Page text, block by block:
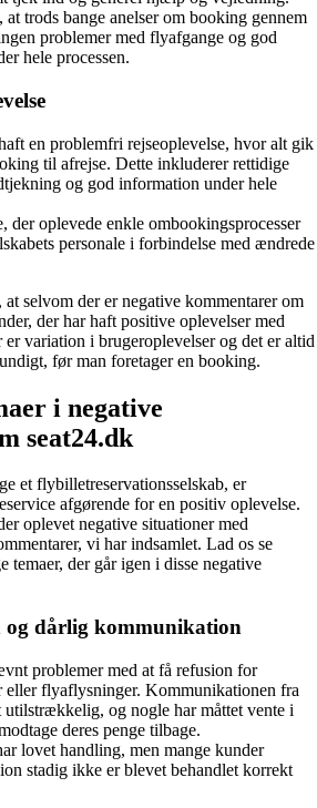
at trods bange anelser om booking gennem
problemer med flyafgange og god
hele processen.
en problemfri rejseoplevelse, hvor alt gik
til afrejse. Dette inkluderer rettidige
og god information under hele
der oplevede enkle ombookingsprocesser
personale i forbindelse med ændrede
selvom der er negative kommentarer om
der har haft positive oplevelser med
er variation i brugeroplevelser og det er altid
før man foretager en booking.
i negative
seat24.dk
et flybilletreservationsselskab, er
afgørende for en positiv oplevelse.
oplevet negative situationer med
vi har indsamlet. Lad os se
temaer, der går igen i disse negative
og dårlig kommunikation
problemer med at få refusion for
eller flyaflysninger. Kommunikationen fra
utilstrækkelig, og nogle har måttet vente i
deres penge tilbage.
lovet handling, men mange kunder
stadig ikke er blevet behandlet korrekt